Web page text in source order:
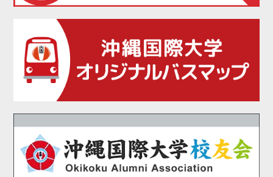
2021年02月
2021年01月
2020年12月
2020年11月
2020年09月
2020年08月
2020年07月